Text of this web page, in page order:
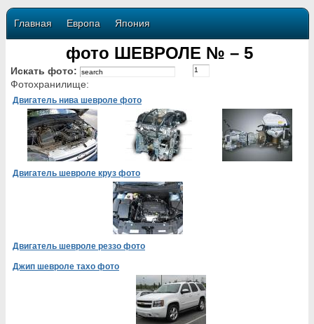
Главная Европа Япония
фото ШЕВРОЛЕ № – 5
Искать фото:
Фотохранилище:
Двигатель нива шевроле фото
Двигатель шевроле круз фото
Двигатель шевроле реззо фото
Джип шевроле тахо фото